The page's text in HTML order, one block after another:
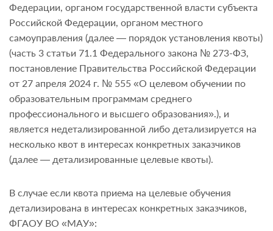
Федерации, органом государственной власти субъекта
Российской Федерации, органом местного
самоуправления (далее — порядок установления квоты)
(часть 3 статьи 71.1 Федерального закона № 273-ФЗ,
постановление Правительства Российской Федерации
от 27 апреля 2024 г. № 555 «О целевом обучении по
образовательным программам среднего
профессионального и высшего образования».), и
является недетализированной либо детализируется на
несколько квот в интересах конкретных заказчиков
(далее — детализированные целевые квоты).
В случае если квота приема на целевые обучения
детализирована в интересах конкретных заказчиков,
ФГАОУ ВО «МАУ»: